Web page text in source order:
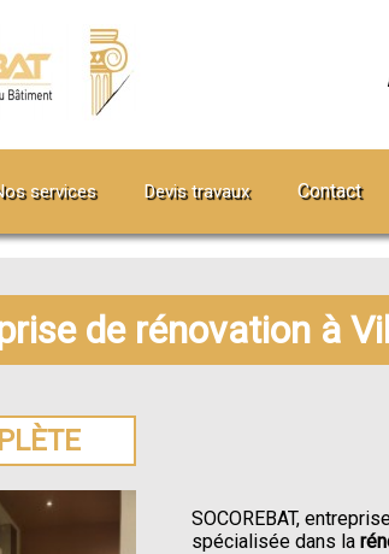
services Devis travaux Contact
de rénovation à
SOCOREBAT,
spécialisée dans la